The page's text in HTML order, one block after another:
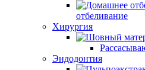
отбеливание
Хирургия
Эндодонтия